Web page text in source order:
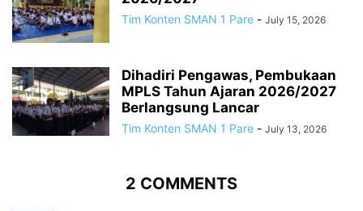
Tim Konten SMAN 1 Pare - July 15, 2026
Dihadiri Pengawas, Pembukaan
MPLS Tahun Ajaran 2026/2027
Berlangsung Lancar
Tim Konten SMAN 1 Pare - July 13, 2026
2 COMMENTS